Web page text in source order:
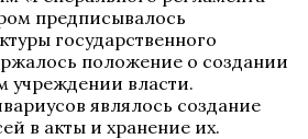
предписывалось
государственного
положение о создании
учреждении власти.
являлось создание
в акты и хранение их.